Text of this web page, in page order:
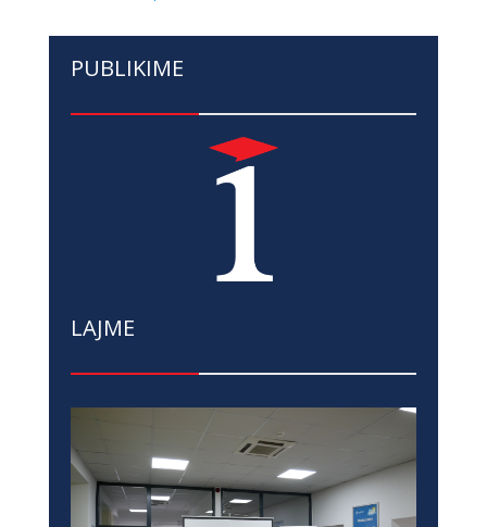
PUBLIKIME
LAJME